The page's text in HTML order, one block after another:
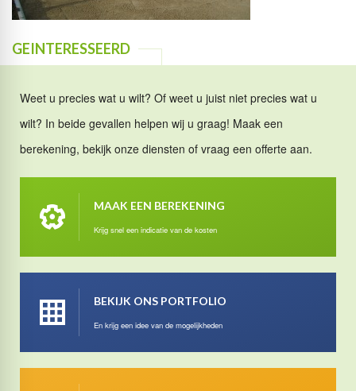
GEINTERESSEERD
Weet u precies wat u wilt? Of weet u juist niet precies wat u
wilt? In beide gevallen helpen wij u graag! Maak een
berekening, bekijk onze diensten of vraag een offerte aan.
MAAK EEN BEREKENING
Krijg snel een indicatie van de kosten
BEKIJK ONS PORTFOLIO
En krijg een idee van de mogelijkheden